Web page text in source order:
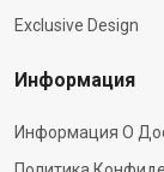
Exclusive Design
Информация
Информация О